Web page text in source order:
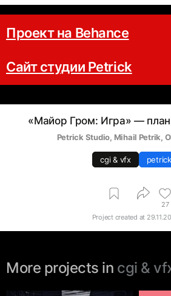
Проект на Behance
Сайт студии Petrick
«Майор Гром: Игра» — план
Petrick Studio, Mihail Petrik,
cgi & vfx petrick
27
Project created at
More projects in cgi &